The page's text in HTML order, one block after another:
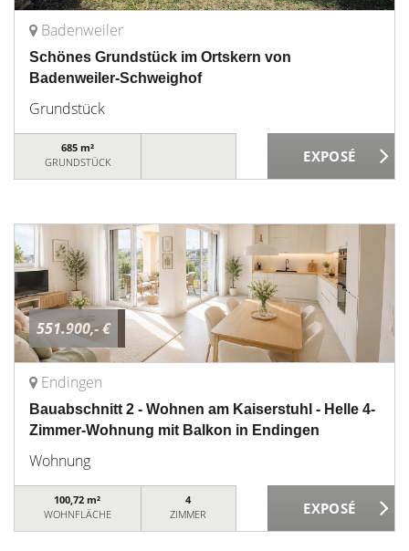
Badenweiler
Schönes Grundstück im Ortskern von
Badenweiler-Schweighof
Grundstück
685 m²
GRUNDSTÜCK
551.900,- €
Endingen
Bauabschnitt 2 - Wohnen am Kaiserstuhl - Helle 4-
Zimmer-Wohnung mit Balkon in Endingen
Wohnung
100,72 m²
WOHNFLÄCHE
4
ZIMMER